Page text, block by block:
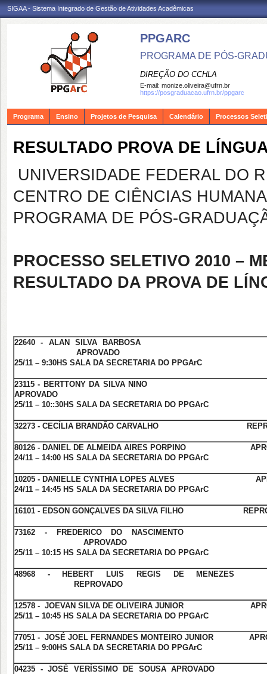
SIGAA - Sistema Integrado de Gestão de Atividades Acadêmicas
PPGARC
PROGRAMA DE PÓS-
DIREÇÃO DO CCHLA
E-mail: monize.oliveira@ufrn.br
https://posgraduacao.ufrn.br/ppgarc
Programa Ensino Projetos de Pesquisa Calendário Processos
RESULTADO PROVA DE
UNIVERSIDADE FEDERAL DO
CENTRO DE CIÊNCIAS
PROGRAMA DE PÓS-
PROCESSO SELETIVO 2010 –
RESULTADO DA PROVA DE
22640 - ALAN SILVA
APROVADO
25/11 – 9:30HS SALA DA SECRETARIA DO PPGArC
23115 - BERTTONY DA SILVA
APROVADO
25/11 – 10::30HS SALA DA SECRETARIA DO PPGArC
32273 - CECÍLIA BRANDÃO CARVALHO
80126 - DANIEL DE ALMEIDA AIRES PORPINO
24/11 – 14:00 HS SALA DA SECRETARIA DO PPGArC
10205 - DANIELLE CYNTHIA LOPES ALVES
24/11 – 14:45 HS SALA DA SECRETARIA DO PPGArC
16101 - EDSON GONÇALVES DA SILVA FILHO
73162 - FREDERICO DO
APROVADO
25/11 – 10:15 HS SALA DA SECRETARIA DO PPGArC
48968 - HEBERT LUIS REGIS DE
REPROVADO
12578 - JOEVAN SILVA DE OLIVEIRA JUNIOR
25/11 – 10:45 HS SALA DA SECRETARIA DO PPGArC
77051 - JOSÉ JOEL FERNANDES MONTEIRO JUNIOR
25/11 – 9:00HS SALA DA SECRETARIA DO PPGArC
04235 - JOSÉ VERÍSSIMO DE SOUSA